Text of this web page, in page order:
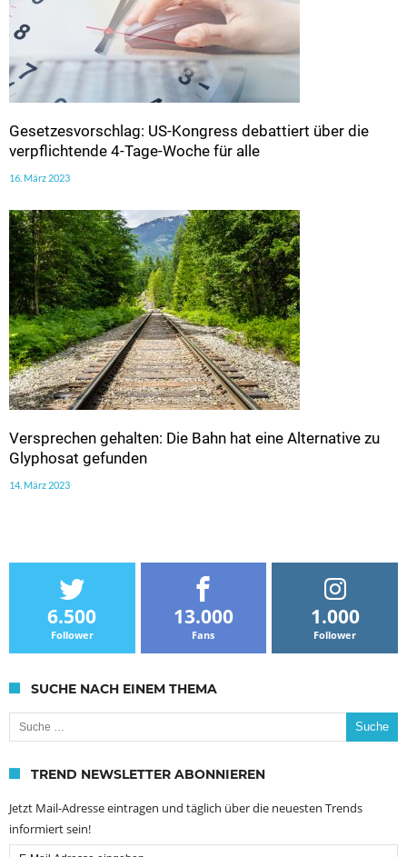
Gesetzesvorschlag: US-Kongress debattiert über die
verpflichtende 4-Tage-Woche für alle
16. März 2023
Versprechen gehalten: Die Bahn hat eine Alternative zu
Glyphosat gefunden
14. März 2023
6.500
Follower
13.000
Fans
1.000
Follower
SUCHE NACH EINEM THEMA
Suche nach:
TREND NEWSLETTER ABONNIEREN
Jetzt Mail-Adresse eintragen und täglich über die neuesten Trends
informiert sein!
Email